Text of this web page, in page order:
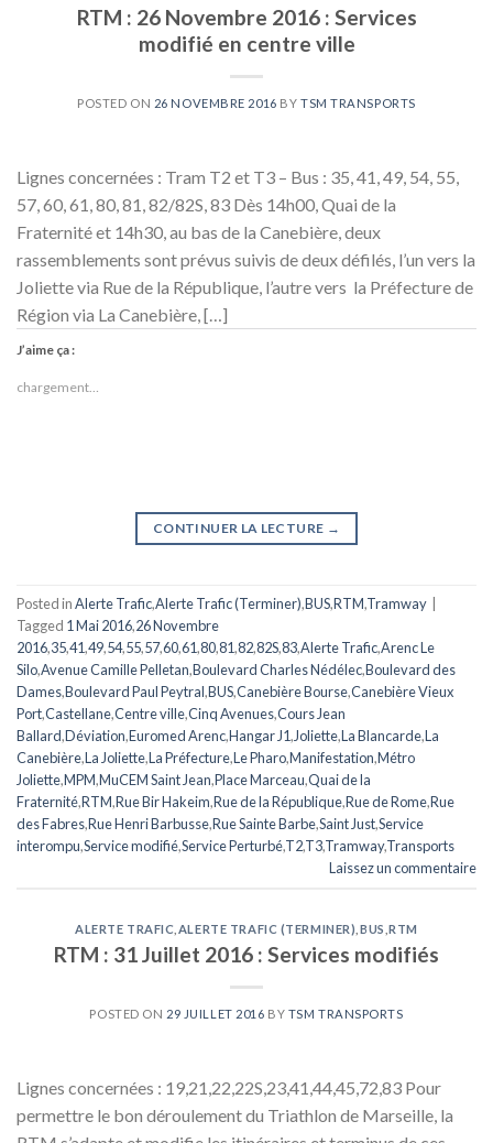
RTM : 26 Novembre 2016 : Services
modifié en centre ville
POSTED ON 26 NOVEMBRE 2016 BY TSM TRANSPORTS
Lignes concernées : Tram T2 et T3 – Bus : 35, 41, 49, 54, 55,
57, 60, 61, 80, 81, 82/82S, 83 Dès 14h00, Quai de la
Fraternité et 14h30, au bas de la Canebière, deux
rassemblements sont prévus suivis de deux défilés, l’un vers la
Joliette via Rue de la République, l’autre vers la Préfecture de
Région via La Canebière, […]
J’aime ça :
chargement…
CONTINUER LA LECTURE →
Posted inAlerte Trafic,Alerte Trafic (Terminer),BUS,RTM,Tramway
Tagged 1 Mai 2016,26 Novembre
2016,35,41,49,54,55,57,60,61,80,81,82,82S,83,Alerte Trafic,Arenc Le
Silo,Avenue Camille Pelletan,Boulevard Charles Nédélec,Boulevard des
Dames,Boulevard Paul Peytral,BUS,Canebière Bourse,Canebière Vieux
Port,Castellane,Centre ville,Cinq Avenues,Cours Jean
Ballard,Déviation,Euromed Arenc,Hangar J1,Joliette,La Blancarde,La
Canebière,La Joliette,La Préfecture,Le Pharo,Manifestation,Métro
Joliette,MPM,MuCEM Saint Jean,Place Marceau,Quai de la
Fraternité,RTM,Rue Bir Hakeim,Rue de la République,Rue de Rome,Rue
des Fabres,Rue Henri Barbusse,Rue Sainte Barbe,Saint Just,Service
interompu,Service modifié,Service Perturbé,T2,T3,Tramway,Transports
Laissez un commentaire
ALERTE TRAFIC ALERTE TRAFIC (TERMINER) BUS ,RTM
RTM : 31 Juillet 2016 : Services modifiés
POSTED ON 29 JUILLET 2016 BY TSM TRANSPORTS
Lignes concernées : 19,21,22,22S,23,41,44,45,72,83 Pour
permettre le bon déroulement du Triathlon de Marseille, la